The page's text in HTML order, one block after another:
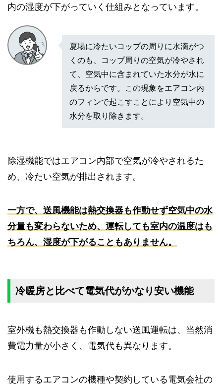
内の湿度が下がっていく仕組みとなっています。
夏場に冷たいコップの周りに水滴がつ
くのも、コップ周りの空気が冷やされ
て、空気中に含まれていた水分が水に
戻るからです。この現象をエアコン内
のフィンで起こすことにより空気中の
水分を取り除きます。
除湿機能ではエアコン内部で空気が冷やされるた
め、冷たい空気が排出されます。
一方で、送風機能は熱交換器も作動せず空気中の水
分量も変わらないため、運転しても室内の温度はも
ちろん、湿度が下がることもありません。
冷暖房と比べて電気代がかなり安い機能
室外機も熱交換器も作動しない送風運転は、当然消
費電力量が小さく、電気代も異なります。
使用するエアコンの機種や契約している電気会社の